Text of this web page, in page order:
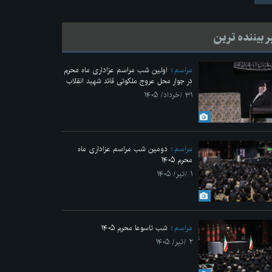
بیننده ترین
مراسم
اولین شب مراسم عزاداری ماه محرم
در جوار محل عروج ملکوتی قائد شهید انقلاب
۳۱ /خرداد/ ۱۴۰۵
مراسم
دومین شب مراسم عزاداری ماه
محرم ۱۴۰۵
۱ /تیر/ ۱۴۰۵
مراسم
شب تاسوعا محرم ۱۴۰۵
۲ /تیر/ ۱۴۰۵